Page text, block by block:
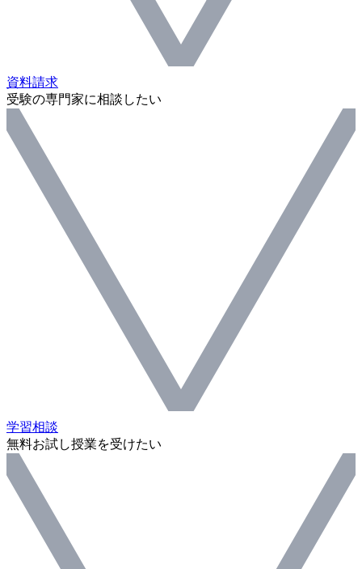
資料請求
受験の専門家に相談したい
学習相談
無料お試し授業を受けたい